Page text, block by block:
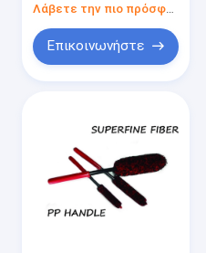
Επικοινωνήστε